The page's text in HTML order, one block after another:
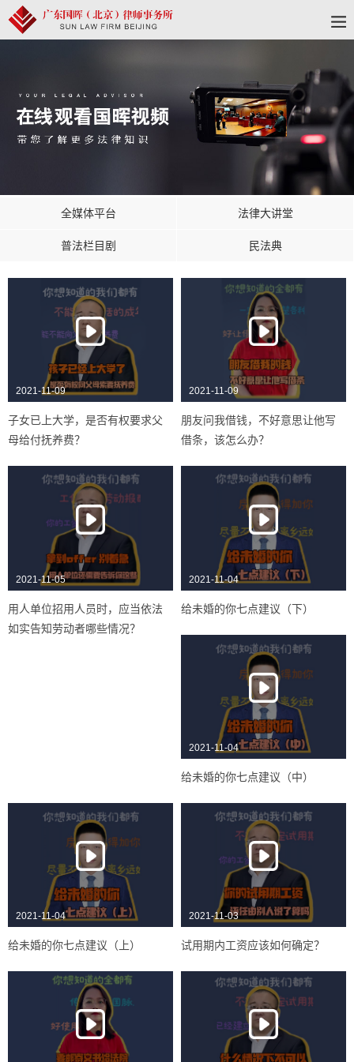
全媒体平台 法律大讲堂
普法栏目剧 民法典
2021-11-09
子女已上大学，是否有权要求父
母给付抚养费？
2021-11-09
朋友问我借钱，不好意思让他写
借条，该怎么办？
2021-11-05
用人单位招用人员时，应当依法
如实告知劳动者哪些情况？
2021-11-04
给未婚的你七点建议（下）
2021-11-04
给未婚的你七点建议（中）
2021-11-04
给未婚的你七点建议（上）
2021-11-03
试用期内工资应该如何确定？